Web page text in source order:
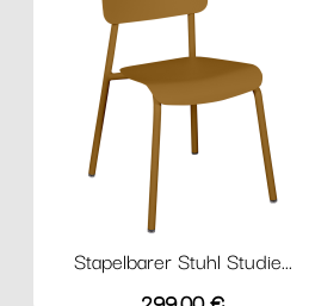
Stapelbarer Stuhl Studie...